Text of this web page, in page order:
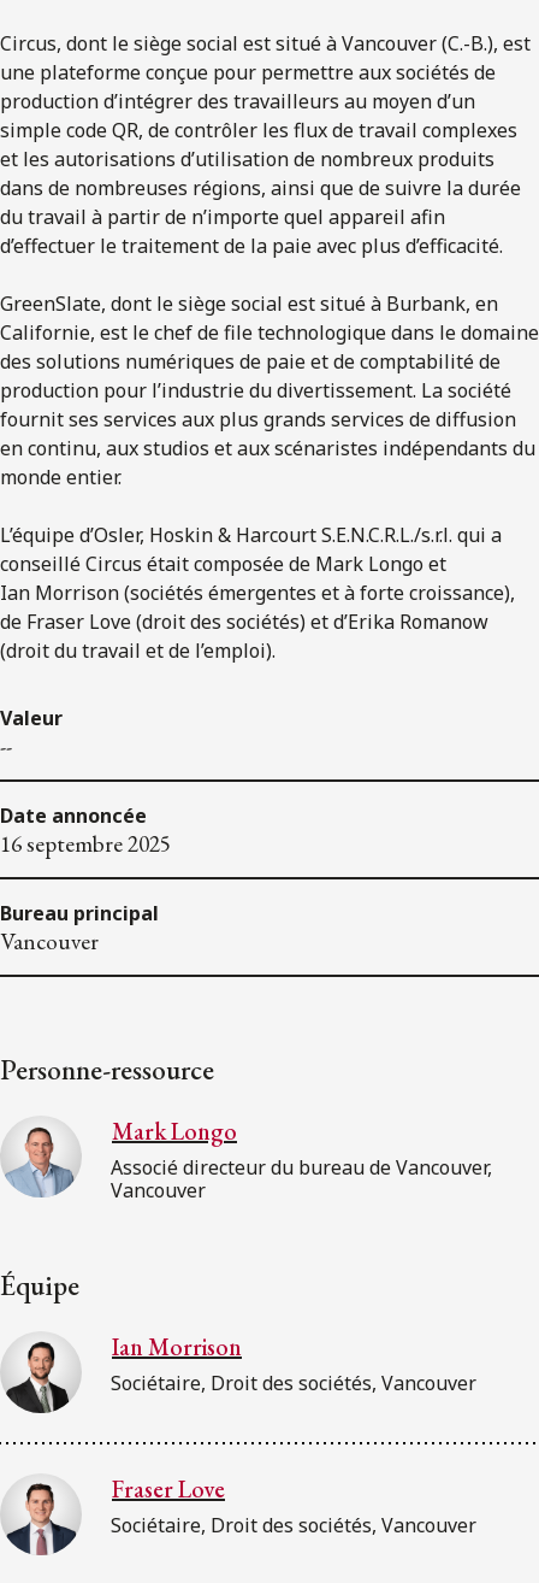
Circus, dont le siège social est situé à Vancouver (C.-B.), est
une plateforme conçue pour permettre aux sociétés de
production d’intégrer des travailleurs au moyen d’un
simple code QR, de contrôler les flux de travail complexes
et les autorisations d’utilisation de nombreux produits
dans de nombreuses régions, ainsi que de suivre la durée
du travail à partir de n’importe quel appareil afin
d’effectuer le traitement de la paie avec plus d’efficacité.
GreenSlate, dont le siège social est situé à Burbank, en
Californie, est le chef de file technologique dans le domaine
des solutions numériques de paie et de comptabilité de
production pour l’industrie du divertissement. La société
fournit ses services aux plus grands services de diffusion
en continu, aux studios et aux scénaristes indépendants du
monde entier.
L’équipe d’Osler, Hoskin & Harcourt S.E.N.C.R.L./s.r.l. qui a
conseillé Circus était composée de Mark Longo et
Ian Morrison (sociétés émergentes et à forte croissance),
de Fraser Love (droit des sociétés) et d’Erika Romanow
(droit du travail et de l’emploi).
Valeur
--
Date annoncée
16 septembre 2025
Bureau principal
Vancouver
Personne-ressource
Mark Longo
Associé directeur du bureau de Vancouver,
Vancouver
Équipe
Ian Morrison
Sociétaire, Droit des sociétés, Vancouver
Fraser Love
Sociétaire, Droit des sociétés, Vancouver